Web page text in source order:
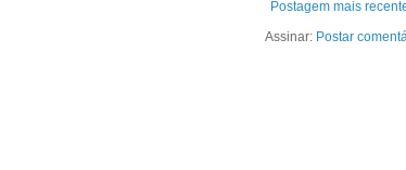
Postagem mais
Assinar: Postar